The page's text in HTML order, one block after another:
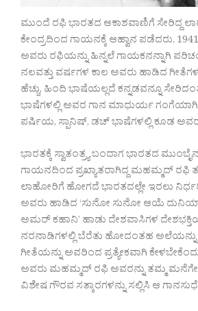
ಮುಂದೆ ರಫಿ ಭಾರತದ ಆಕಾಶವಾಣಿಗೆ ಸೇರಿದ್ದ
ಕೇಂದ್ರದಿಂದ ಗಾಯನಕ್ಕೆ ಆಹ್ವಾನ ಪಡೆದರು.
ಅವರು ರಫಿಯನ್ನು ಹಿನ್ನಲೆ ಗಾಯಕನನ್ನಾಗಿ
ನಲವತ್ತು ವರ್ಷಗಳ ಕಾಲ ಅವರು ಹಾಡಿದ ಗೀತೆಗಳ
ಹೆಚ್ಚು. ಹಿಂದಿ ಭಾಷೆಯಲ್ಲದೆ ಕನ್ನಡವನ್ನೂ
ಭಾಷೆಗಳಲ್ಲಿ ಅವರ ಗಾನ ಮಾಧುರ್ಯ
ಪರ್ಷಿಯ, ಸ್ಪಾನಿಷ್, ಡಚ್ ಭಾಷೆಗಳಲ್ಲಿ ಕೂಡ
ಭಾರತಕ್ಕೆ ಸ್ವಾತಂತ್ರ್ಯ ಬಂದಾಗ ಭಾರತದ
ಗಾಯನದಿಂದ ಪ್ರಖ್ಯಾತರಾಗಿದ್ದ ಮಹಮ್ಮದ್ ರಫಿ
ಲಾಹೋರಿಗೆ ಹೋಗದೆ ಭಾರತದಲ್ಲೇ ಇರಲು
ಅವರು ಹಾಡಿದ ‘ಸುನೋ ಸುನೋ ಆಯೆ
ಅಮರ್ ಕಹಾನಿ’ ಹಾಡು ದೇಶವಾಸಿಗಳ
ನರನಾಡಿಗಳಲ್ಲಿ ಬೆರೆತು ಹೋದಂತಹ ಅಲೆಯನ್ನು
ಗೀತೆಯನ್ನು ಅವರಿಂದ ಪ್ರತ್ಯೇಕವಾಗಿ
ಅವರು ಮಹಮ್ಮದ್ ರಫಿ ಅವರನ್ನು ತಮ್ಮ
ವಿಶೇಷ ಗೌರವ ಸತ್ಕಾರಗಳನ್ನು ಸಲ್ಲಿಸಿ ಆ